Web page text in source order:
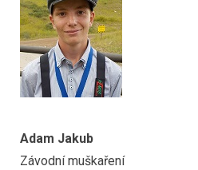
Adam Jakub
Závodní muškaření